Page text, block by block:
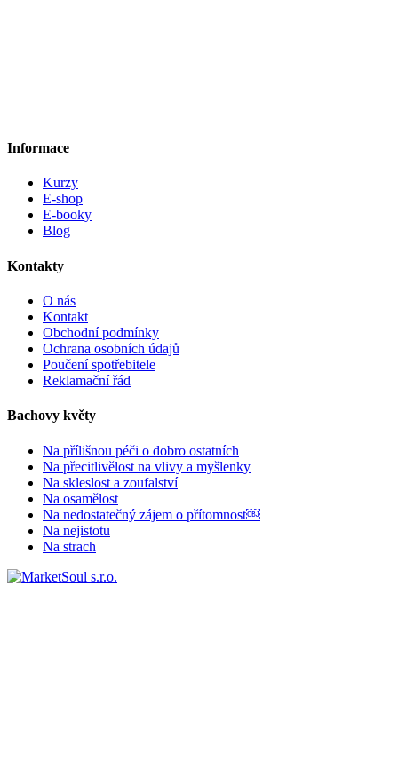
Informace
Kurzy
E-shop
E-booky
Blog
Kontakty
O nás
Kontakt
Obchodní podmínky
Ochrana osobních údajů
Poučení spotřebitele
Reklamační řád
Bachovy květy
Na přílišnou péči o dobro ostatních
Na přecitlivělost na vlivy a myšlenky
Na skleslost a zoufalství
Na osamělost
Na nedostatečný zájem o přítomnost￼
Na nejistotu
Na strach